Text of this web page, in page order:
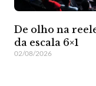
De olho na
da escala 6×1
02/08/2026